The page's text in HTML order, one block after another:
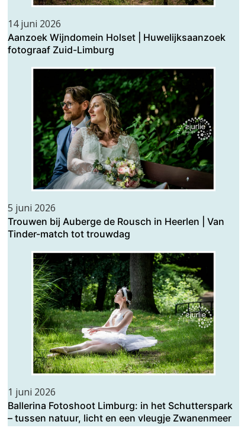
14 juni 2026
Aanzoek Wijndomein Holset | Huwelijksaanzoek
fotograaf Zuid-Limburg
5 juni 2026
Trouwen bij Auberge de Rousch in Heerlen | Van
Tinder-match tot trouwdag
1 juni 2026
Ballerina Fotoshoot Limburg: in het Schutterspark
– tussen natuur, licht en een vleugje Zwanenmeer